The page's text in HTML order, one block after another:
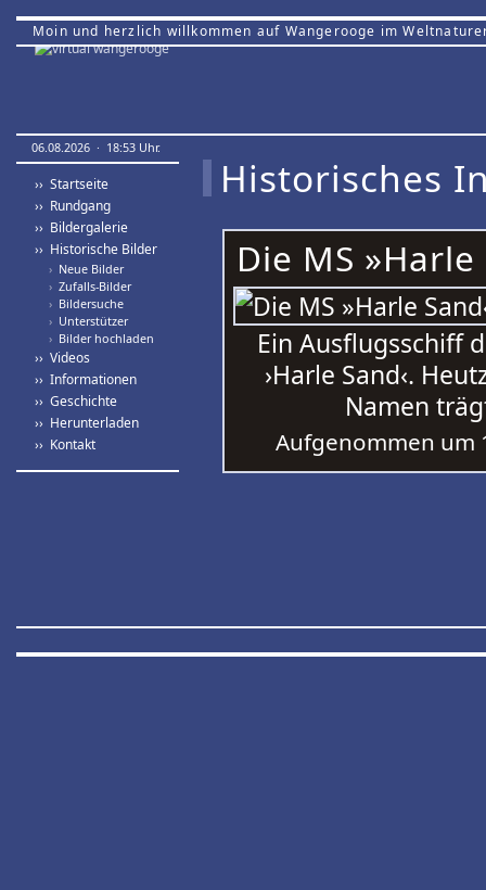
Moin und herzlich willkommen auf Wangerooge im
06.08.2026 · 18:53 Uhr.
›› Startseite
›› Rundgang
›› Bildergalerie
›› Historische Bilder
› Neue Bilder
› Zufalls-Bilder
› Bildersuche
› Unterstützer
› Bilder hochladen
›› Videos
›› Informationen
›› Geschichte
›› Herunterladen
›› Kontakt
Historisches
Die MS
Ein Ausflugsschiff
›Harle Sand‹.
Namen
Aufgenommen